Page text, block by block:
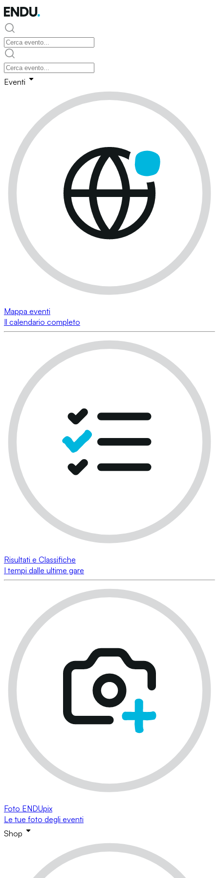
Eventi
Mappa eventi
Il calendario completo
Risultati e Classifiche
I tempi dalle ultime gare
Foto ENDUpix
Le tue foto degli eventi
Shop